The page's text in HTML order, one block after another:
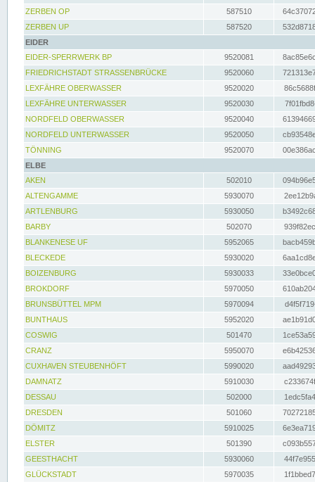
ZERBEN OP
587510
ZERBEN UP
587520
EIDER
EIDER-SPERRWERK BP
9520081
FRIEDRICHSTADT STRASSENBRÜCKE
9520060
LEXFÄHRE OBERWASSER
9520020
LEXFÄHRE UNTERWASSER
9520030
NORDFELD OBERWASSER
9520040
NORDFELD UNTERWASSER
9520050
TÖNNING
9520070
ELBE
AKEN
502010
ALTENGAMME
5930070
ARTLENBURG
5930050
BARBY
502070
BLANKENESE UF
5952065
BLECKEDE
5930020
BOIZENBURG
5930033
BROKDORF
5970050
BRUNSBÜTTEL MPM
5970094
BUNTHAUS
5952020
COSWIG
501470
CRANZ
5950070
CUXHAVEN STEUBENHÖFT
5990020
DAMNATZ
5910030
DESSAU
502000
DRESDEN
501060
DÖMITZ
5910025
ELSTER
501390
GEESTHACHT
5930060
GLÜCKSTADT
5970035